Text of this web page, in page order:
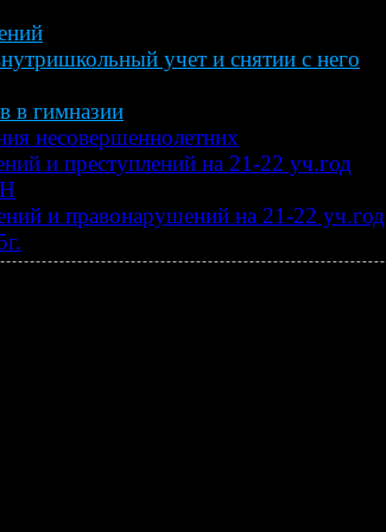
учет и снятии с него
в гимназии
несовершеннолетних
и преступлений на 21-22 уч.год
и правонарушений на 21-22 уч.год